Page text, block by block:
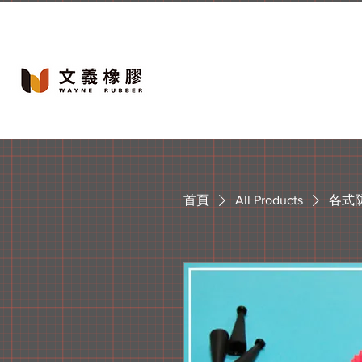
首頁 All Products 各式